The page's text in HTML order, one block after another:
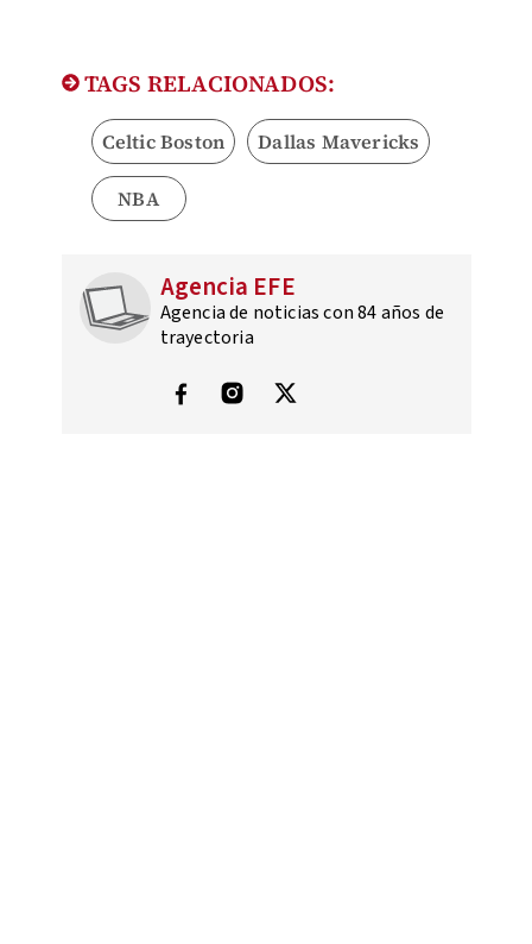
TAGS RELACIONADOS:
Celtic Boston Dallas Mavericks
NBA
Agencia EFE
Agencia de noticias con 84 años de
trayectoria